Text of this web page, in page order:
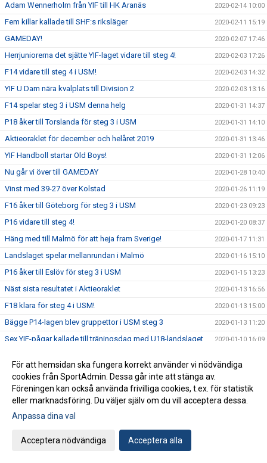
Adam Wennerholm från YIF till HK Aranäs 2020-02-14 10:00
Fem killar kallade till SHF:s riksläger 2020-02-11 15:19
GAMEDAY! 2020-02-07 17:46
Herrjuniorerna det sjätte YIF-laget vidare till steg 4! 2020-02-03 17:26
F14 vidare till steg 4 i USM! 2020-02-03 14:32
YIF U Dam nära kvalplats till Division 2 2020-02-03 13:16
F14 spelar steg 3 i USM denna helg 2020-01-31 14:37
P18 åker till Torslanda för steg 3 i USM 2020-01-31 14:10
Aktieoraklet för december och helåret 2019 2020-01-31 13:46
YIF Handboll startar Old Boys! 2020-01-31 12:06
Nu går vi över till GAMEDAY 2020-01-28 10:40
Vinst med 39-27 över Kolstad 2020-01-26 11:19
F16 åker till Göteborg för steg 3 i USM 2020-01-23 09:23
P16 vidare till steg 4! 2020-01-20 08:37
Häng med till Malmö för att heja fram Sverige! 2020-01-17 11:31
Landslaget spelar mellanrundan i Malmö 2020-01-16 15:10
P16 åker till Eslöv för steg 3 i USM 2020-01-15 13:23
Näst sista resultatet i Aktieoraklet 2020-01-13 16:56
F18 klara för steg 4 i USM! 2020-01-13 15:00
Bägge P14-lagen blev gruppettor i USM steg 3 2020-01-13 11:20
Sex YIF-pågar kallade till träningsdag med U18-landslaget 2020-01-10 16:09
Två YIF:are till landslagsläger med U20-landslaget
USM: Tre grupper avgörs i Ystad Arena kommande helg 2020-01-07 16:45
Anmälan till YIF Handboll Camp är öppen
Gott Nytt År
Flera ungdomslag spelar finaler idag
För att hemsidan ska fungera korrekt använder vi nödvändiga
cookies från SportAdmin. Dessa går inte att stänga av.
Föreningen kan också använda frivilliga cookies, t.ex. för statistik
eller marknadsföring. Du väljer själv om du vill acceptera dessa.
Anpassa dina val
Acceptera nödvändiga Acceptera alla